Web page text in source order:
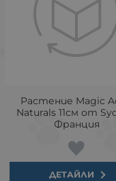
Растение Magic
Naturals 11см от
Франция
ДЕТАЙЛИ